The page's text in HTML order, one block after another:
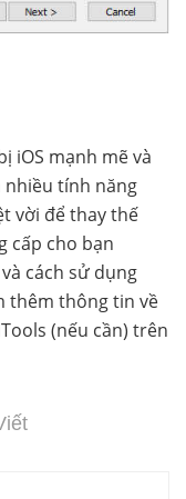
iOS mạnh mẽ và
nhiều tính năng
vời để thay thế
cấp cho bạn
cách sử dụng
thêm thông tin về
(nếu cần) trên